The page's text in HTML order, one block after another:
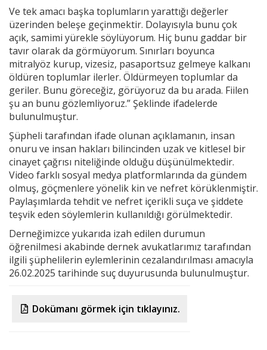
Ve tek amacı başka toplumların yarattığı değerler
üzerinden beleşe geçinmektir. Dolayısıyla bunu çok
açık, samimi yürekle söylüyorum. Hiç bunu gaddar bir
tavır olarak da görmüyorum. Sınırları boyunca
mitralyöz kurup, vizesiz, pasaportsuz gelmeye kalkanı
öldüren toplumlar ilerler. Öldürmeyen toplumlar da
geriler. Bunu göreceğiz, görüyoruz da bu arada. Fiilen
şu an bunu gözlemliyoruz.” Şeklinde ifadelerde
bulunulmuştur.
Şüpheli tarafından ifade olunan açıklamanın, insan
onuru ve insan hakları bilincinden uzak ve kitlesel bir
cinayet çağrısı niteliğinde olduğu düşünülmektedir.
Video farklı sosyal medya platformlarında da gündem
olmuş, göçmenlere yönelik kin ve nefret körüklenmiştir.
Paylaşımlarda tehdit ve nefret içerikli suça ve şiddete
teşvik eden söylemlerin kullanıldığı görülmektedir.
Derneğimizce yukarıda izah edilen durumun
öğrenilmesi akabinde dernek avukatlarımız tarafından
ilgili şüphelilerin eylemlerinin cezalandırılması amacıyla
26.02.2025 tarihinde suç duyurusunda bulunulmuştur.
Dokümanı görmek için tıklayınız.